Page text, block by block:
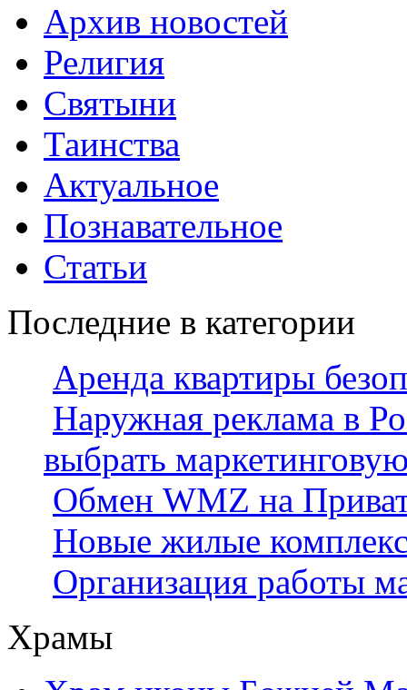
Архив новостей
Религия
Святыни
Таинства
Актуальное
Познавательное
Статьи
Последние в категории
Аренда квартиры
Наружная реклама в
выбрать
Обмен WMZ на
Новые жилые
Организация работы
Храмы